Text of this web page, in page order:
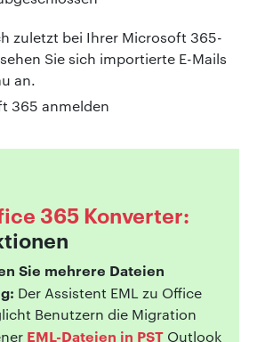
zuletzt bei Ihrer Microsoft 365-
Sie sich importierte E-Mails
an.
365 Konverter:
Sie mehrere Dateien
Der Assistent EML zu Office
Benutzern die Migration
EML-Dateien in PST Outlook